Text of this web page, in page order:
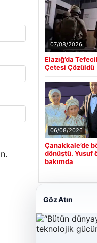
07/08/2026
Elazığ’da
Çetesi Çözüldü
06/08/2026
Çanakkale’de
dönüştü. Yusuf
bakımda
Son Eklenen
Cengiz
Göz Atın